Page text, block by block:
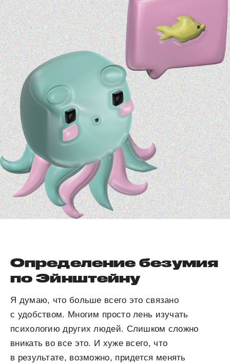
Определение безумия
по Эйнштейну
Я думаю, что больше всего это связано
с удобством. Многим просто лень изучать
психологию других людей. Слишком сложно
вникать во все это. И хуже всего, что
в результате, возможно, придется менять